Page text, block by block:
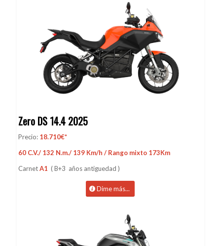
Zero DS 14.4 2025
Precio: 18.710€*
60 C.V./ 132 N.m./ 139 Km/h / Rango mixto 173Km
CarnetA1 ( B+3 años antiguedad )
Dime más...